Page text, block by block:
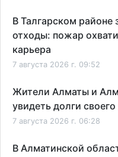
В Талгарском районе
отходы: пожар
карьера
7 августа 2026 г. 09:52
Жители Алматы и
увидеть долги
7 августа 2026 г. 06:28
В Алматинской